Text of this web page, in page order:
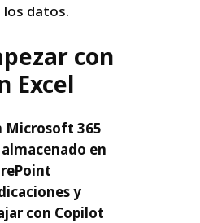
datos.
con
Excel
Microsoft 365
en
y
con Copilot